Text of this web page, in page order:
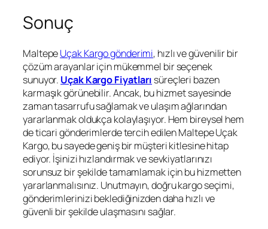
Sonuç
MaltepeUçak Kargo gönderimi, hızlı ve güvenilir bir
çözüm arayanlar için mükemmel bir seçenek
sunuyor. Uçak Kargo Fiyatları süreçleri bazen
karmaşık görünebilir. Ancak, bu hizmet sayesinde
zaman tasarrufu sağlamak ve ulaşım ağlarından
yararlanmak oldukça kolaylaşıyor. Hem bireysel hem
de ticari gönderimlerde tercih edilen Maltepe Uçak
Kargo, bu sayede geniş bir müşteri kitlesine hitap
ediyor. İşinizi hızlandırmak ve sevkiyatlarınızı
sorunsuz bir şekilde tamamlamak için bu hizmetten
yararlanmalısınız. Unutmayın, doğru kargo seçimi,
gönderimlerinizi beklediğinizden daha hızlı ve
güvenli bir şekilde ulaşmasını sağlar.